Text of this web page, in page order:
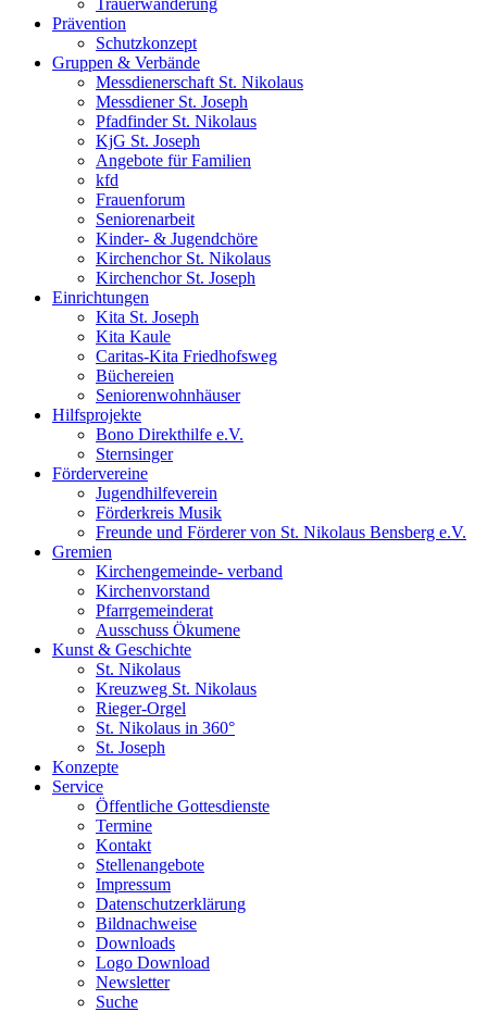
Trauerwanderung
Prävention
Schutzkonzept
Gruppen & Verbände
Messdienerschaft St. Nikolaus
Messdiener St. Joseph
Pfadfinder St. Nikolaus
KjG St. Joseph
Angebote für Familien
kfd
Frauenforum
Seniorenarbeit
Kinder- & Jugendchöre
Kirchenchor St. Nikolaus
Kirchenchor St. Joseph
Einrichtungen
Kita St. Joseph
Kita Kaule
Caritas-Kita Friedhofsweg
Büchereien
Seniorenwohnhäuser
Hilfsprojekte
Bono Direkthilfe e.V.
Sternsinger
Fördervereine
Jugendhilfeverein
Förderkreis Musik
Freunde und Förderer von St. Nikolaus Bensberg e.V.
Gremien
Kirchengemeinde- verband
Kirchenvorstand
Pfarrgemeinderat
Ausschuss Ökumene
Kunst & Geschichte
St. Nikolaus
Kreuzweg St. Nikolaus
Rieger-Orgel
St. Nikolaus in 360°
St. Joseph
Konzepte
Service
Öffentliche Gottesdienste
Termine
Kontakt
Stellenangebote
Impressum
Datenschutzerklärung
Bildnachweise
Downloads
Logo Download
Newsletter
Suche